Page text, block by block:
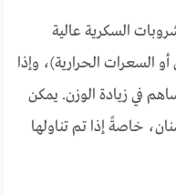
السكرية عالية
السعرات الحرارية)، وإذا
في زيادة الوزن. يمكن
خاصةً إذا تم تناولها